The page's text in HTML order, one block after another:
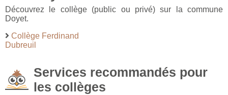
Découvrez le collège (public ou privé) sur la commune
Doyet.
Collège Ferdinand
Dubreuil
Services recommandés pour
les collèges